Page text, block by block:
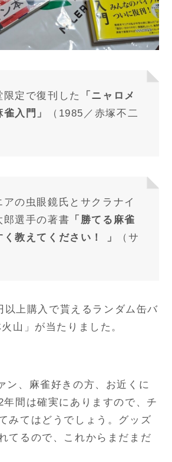
限定で復刊した
「ニャロメ
入門」
（1985／赤塚不二
アの虫眼鏡氏とサクラナイ
郎選手の著書 「勝てる麻雀
教えてください！ 」
（サ
以上購入で貰えるランダム缶バ
山」が当たりました。
ン、麻雀好きの方、お近くに
年間は確実にありますので、チ
みてはどうでしょう。グッズ
てるので、これからまだまだ